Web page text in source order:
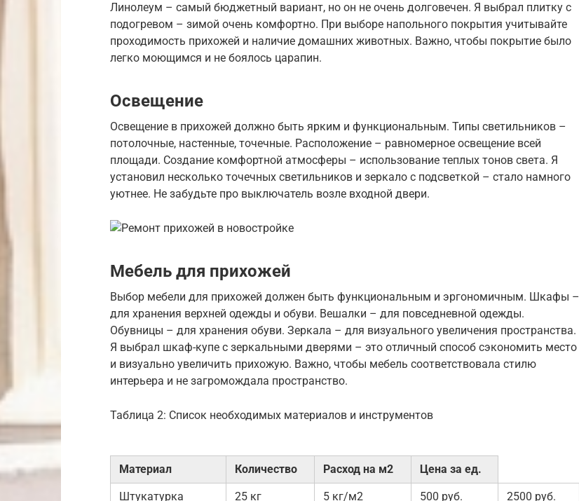
Линолеум – самый бюджетный вариант, но он не очень долговечен. Я выбрал плитку с
подогревом – зимой очень комфортно. При выборе напольного покрытия учитывайте
проходимость прихожей и наличие домашних животных. Важно, чтобы покрытие было
легко моющимся и не боялось царапин.
Освещение
Освещение в прихожей должно быть ярким и функциональным. Типы светильников –
потолочные, настенные, точечные. Расположение – равномерное освещение всей
площади. Создание комфортной атмосферы – использование теплых тонов света. Я
установил несколько точечных светильников и зеркало с подсветкой – стало намного
уютнее. Не забудьте про выключатель возле входной двери.
Мебель для прихожей
Выбор мебели для прихожей должен быть функциональным и эргономичным. Шкафы –
для хранения верхней одежды и обуви. Вешалки – для повседневной одежды.
Обувницы – для хранения обуви. Зеркала – для визуального увеличения пространства.
Я выбрал шкаф-купе с зеркальными дверями – это отличный способ сэкономить место
и визуально увеличить прихожую. Важно, чтобы мебель соответствовала стилю
интерьера и не загромождала пространство.
Таблица 2: Список необходимых материалов и инструментов
Материал Количество Расход на м2 Цена за ед.
Штукатурка 25 кг 5 кг/м2 500 руб. 2500 руб.